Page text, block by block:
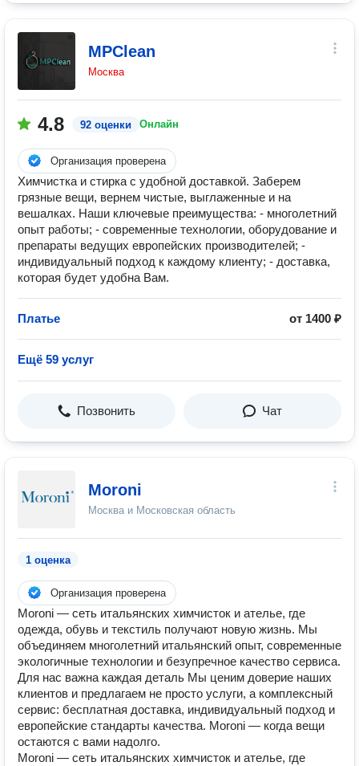
MPClean
Москва
4.8 92 оценки Онлайн
Организация проверена
Химчистка и стирка с удобной доставкой. Заберем
грязные вещи, вернем чистые, выглаженные и на
вешалках. Наши ключевые преимущества: - многолетний
опыт работы; - современные технологии, оборудование и
препараты ведущих европейских производителей; -
индивидуальный подход к каждому клиенту; - доставка,
которая будет удобна Вам.
Платье от 1400 ₽
Ещё 59 услуг
Позвонить Чат
Moroni
Москва и Московская область
1 оценка
Организация проверена
Moroni — сеть итальянских химчисток и ателье, где
одежда, обувь и текстиль получают новую жизнь. Мы
объединяем многолетний итальянский опыт, современные
экологичные технологии и безупречное качество сервиса.
Для нас важна каждая деталь Мы ценим доверие наших
клиентов и предлагаем не просто услуги, а комплексный
сервис: бесплатная доставка, индивидуальный подход и
европейские стандарты качества. Moroni — когда вещи
остаются с вами надолго.
Moroni — сеть итальянских химчисток и ателье, где